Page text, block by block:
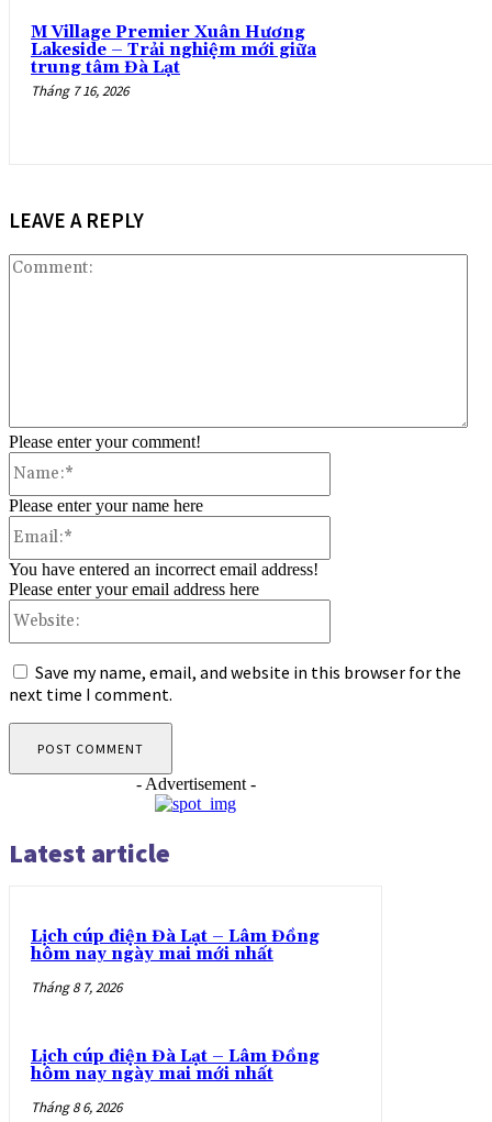
M Village Premier Xuân Hương
Lakeside – Trải nghiệm mới giữa
trung tâm Đà Lạt
Tháng 7 16, 2026
LEAVE A REPLY
Please enter your comment!
Please enter your name here
You have entered an incorrect email address!
Please enter your email address here
Save my name, email, and website in this browser for the
next time I comment.
- Advertisement -
Latest article
Lịch cúp điện Đà Lạt – Lâm Đồng
hôm nay ngày mai mới nhất
Tháng 8 7, 2026
Lịch cúp điện Đà Lạt – Lâm Đồng
hôm nay ngày mai mới nhất
Tháng 8 6, 2026